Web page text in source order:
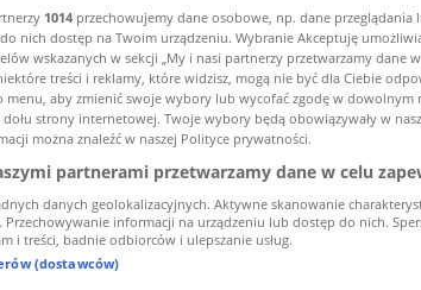
i AGDBudownictwo i ogródDom i mebleSport
i artykuły biuroweBanki i ubezpieczenia
1014 przechowujemy dane osobowe, np. dane
nich dostęp na Twoim urządzeniu. Wybranie Akceptuję
wskazanych w sekcji „My i nasi partnerzy przetwarzamy dane w
treści i reklamy, które widzisz, mogą nie być dla Ciebie
menu, aby zmienić swoje wybory lub wycofać zgodę w dowolnym
dołu strony internetowej. Twoje wybory będą obowiązywały w
można znaleźć w naszej Polityce prywatności.
partnerami przetwarzamy dane w celu
danych geolokalizacyjnych. Aktywne skanowanie
Przechowywanie informacji na urządzeniu lub dostęp do nich.
i treści, badnie odbiorców i ulepszanie usług.
(dostawców)